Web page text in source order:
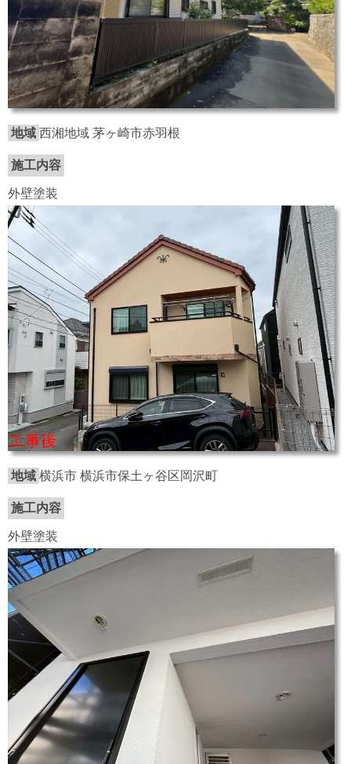
地域 西湘地域 茅ヶ崎市赤羽根
施工内容
外壁塗装
地域 横浜市 横浜市保土ヶ谷区岡沢町
施工内容
外壁塗装